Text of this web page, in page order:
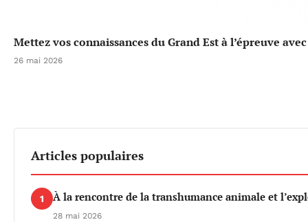
Mettez vos connaissances du Grand Est à l’épreuve
26 mai 2026
Articles populaires
1 À la rencontre de la transhumance animale et
28 mai 2026